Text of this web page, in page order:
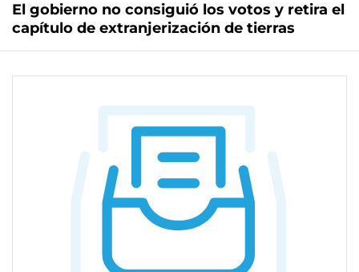
El gobierno no consiguió los votos y retira el
capítulo de extranjerización de tierras